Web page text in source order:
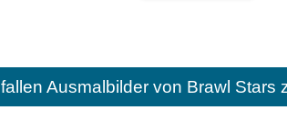
Ausmalbilder von Brawl Stars